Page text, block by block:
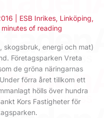
ESB Inrikes, Linköping,
minutes of reading
skogsbruk, energi och mat)
Företagsparken Vreta
de gröna näringarnas
förra året tillkom ett
hölls över hundra
Kors Fastigheter för